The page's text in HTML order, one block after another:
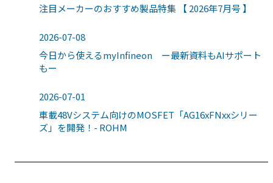
注目メーカーのおすすめ製品特集 【 2026年7月号 】
2026-07-08
今日から使えるmyInfineon ー最新資料もAIサポート
もー
2026-07-01
車載48Vシステム向けのMOSFET「AG16xFNxxシリー
ズ」を開発！- ROHM